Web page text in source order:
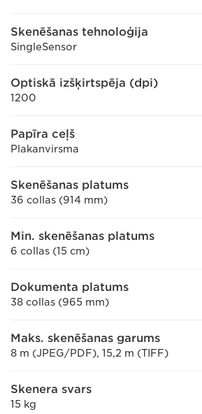
Skenēšanas tehnoloģija
SingleSensor
Optiskā izšķirtspēja (dpi)
1200
Papīra ceļš
Plakanvirsma
Skenēšanas platums
36 collas (914 mm)
Min. skenēšanas platums
6 collas (15 cm)
Dokumenta platums
38 collas (965 mm)
Maks. skenēšanas garums
8 m (JPEG/PDF), 15,2 m (TIFF)
Skenera svars
15 kg